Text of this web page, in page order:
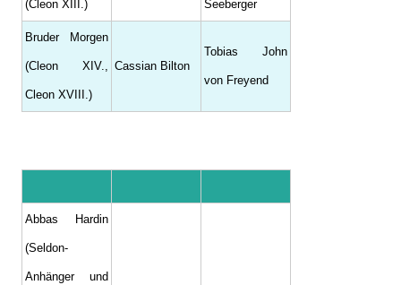
(Cleon XIII.) Seeberger
Bruder Morgen
(Cleon XIV.,
Cleon XVIII.)
Cassian Bilton
Tobias John
von Freyend
Abbas Hardin
(Seldon-
Anhänger und